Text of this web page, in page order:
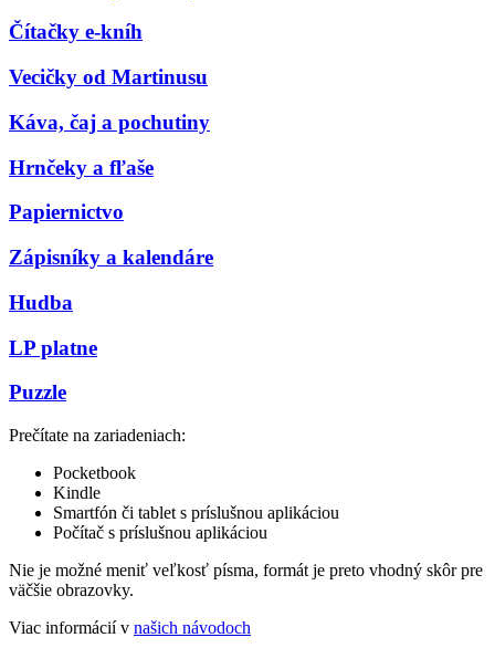
Čítačky e-kníh
Vecičky od Martinusu
Káva, čaj a pochutiny
Hrnčeky a fľaše
Papiernictvo
Zápisníky a kalendáre
Hudba
LP platne
Puzzle
Prečítate na zariadeniach:
Pocketbook
Kindle
Smartfón či tablet s príslušnou aplikáciou
Počítač s príslušnou aplikáciou
Nie je možné meniť veľkosť písma, formát je preto vhodný skôr pre
väčšie obrazovky.
Viac informácií v našich návodoch